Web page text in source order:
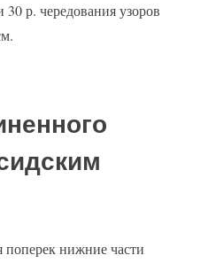
р. чередования узоров
поперек нижние части